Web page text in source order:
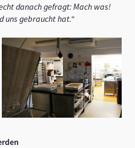
danach gefragt: Mach was!
uns gebraucht hat.“